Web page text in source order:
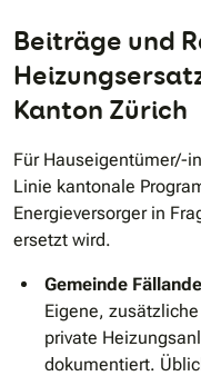
Beiträge und
Kanton Zürich
Für Hauseigentümer/-
Linie kantonale
Energieversorger in
ersetzt wird.
Gemeinde
Eigene,
private
dokumentiert.